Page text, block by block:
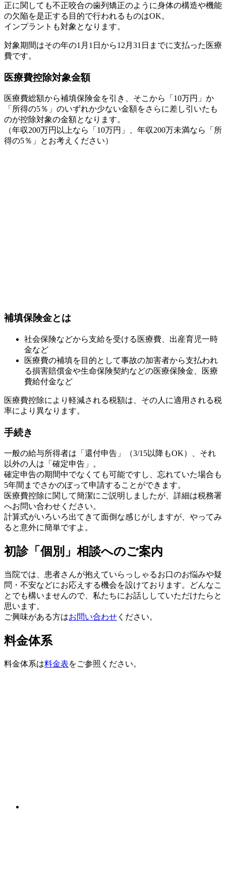
正に関しても不正咬合の歯列矯正のように身体の構造や機能
の欠陥を是正する目的で行われるものはOK。
インプラントも対象となります。
対象期間はその年の1月1日から12月31日までに支払った医療
費です。
医療費控除対象金額
医療費総額から補填保険金を引き、そこから「10万円」か
「所得の5％」のいずれか少ない金額をさらに差し引いたも
のが控除対象の金額となります。
（年収200万円以上なら「10万円」、年収200万未満なら「所
得の5％」とお考えください）
補填保険金とは
社会保険などから支給を受ける医療費、出産育児一時
金など
医療費の補填を目的として事故の加害者から支払われ
る損害賠償金や生命保険契約などの医療保険金、医療
費給付金など
医療費控除により軽減される税額は、その人に適用される税
率により異なります。
手続き
一般の給与所得者は「還付申告」（3/15以降もOK）、それ
以外の人は「確定申告」。
確定申告の期間中でなくても可能ですし、忘れていた場合も
5年間までさかのぼって申請することができます。
医療費控除に関して簡潔にご説明しましたが、詳細は税務署
へお問い合わせください。
計算式がいろいろ出てきて面倒な感じがしますが、やってみ
ると意外に簡単ですよ。
初診「個別」相談へのご案内
当院では、患者さんが抱えていらっしゃるお口のお悩みや疑
問・不安などにお応えする機会を設けております。どんなこ
とでも構いませんので、私たちにお話ししていただけたらと
思います。
ご興味がある方はお問い合わせ ください。
料金体系
料金体系は料金表をご参照ください。